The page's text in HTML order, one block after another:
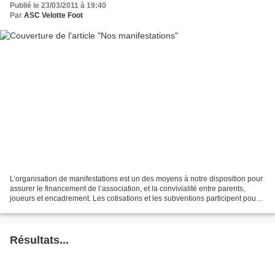
Publié le 23/03/2011 à 19:40
Par ASC Velotte Foot
L’organisation de manifestations est un des moyens à notre disposition pour
assurer le financement de l’association, et la convivialité entre parents,
joueurs et encadrement. Les cotisations et les subventions participent pour
Résultats...